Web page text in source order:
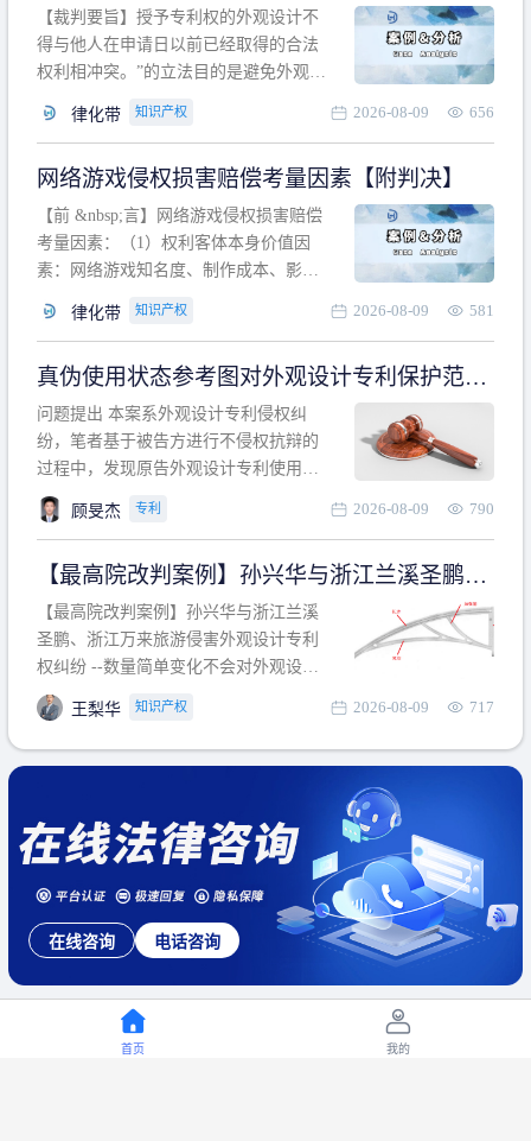
例的裁判要旨 目录 第一部分、刮码剪码
刮
【裁判要旨】授予专利权的外观设计不
得与他人在申请日以前已经取得的合法
权利相冲突。”的立法目的是避免外观设
冲突。基于此，凡是因该外观设计的实
于该款规定的规制范畴。“合法权利”不宜
作狭义解释，一般情况下，只要依法享
有的、在本专利申请日之
律化带 知识产权 2026-08-09 656
网络游戏侵权损害赔偿考量因素【附判决】
【前 &nbsp;言】网络游戏侵权损害赔偿
考量因素：（1）权利客体本身价值因
素：网络游戏知名度、制作成本、影响
利角度因素：被诉侵权游戏销售数量、
人数、活跃人数、市场占用率；（3）被
告主观因素：被告的主观恶意、是否明
知或应知、是否有
律化带 知识产权 2026-08-09 581
真伪使用状态参考图对外观设计专利保护范围
的影响
问题提出 本案系外观设计专利侵权纠
纷，笔者基于被告方进行不侵权抗辩的
过程中，发现原告外观设计专利使用状
态参考图中的外观设计与被告涉案商品
的视觉效果存在显著区别。故就使用状
保护范围确定进行了研究，将办案体会
与研究过程记录如下： 简要结论： 笔者
提出使用状态参考图应以
顾旻杰 专利 2026-08-09 790
【最高院改判案例】孙兴华与浙江兰溪圣鹏、
浙江万来旅游侵害外观设计专利权纠纷
【最高院改判案例】孙兴华与浙江兰溪
圣鹏、浙江万来旅游侵害外观设计专利
权纠纷 --数量简单变化不会对外观设计
产生视觉影响，及现有设计抗辩与专利
无效再审改判可以执行回转 【承办律
师】 王梨华 浙江杭知桥律师事务所 【案
民再2
王梨华 知识产权 2026-08-09 717
在线咨询 电话咨询
首页 我的